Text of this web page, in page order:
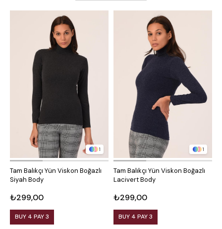
1
Tam Balıkçı Yün Viskon Boğazlı
Siyah Body
₺299,00
BUY 4 PAY 3
1
Tam Balıkçı Yün Viskon Boğazlı
Lacivert Body
₺299,00
BUY 4 PAY 3